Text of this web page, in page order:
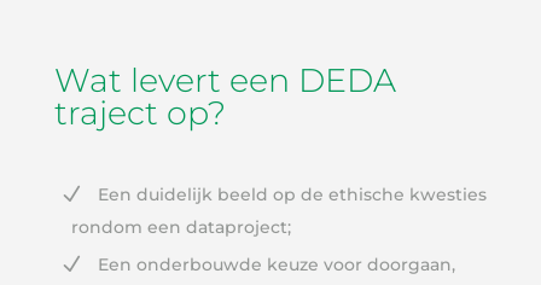
Wat levert een DEDA
traject op?
Een duidelijk beeld op de ethische kwesties
rondom een dataproject;
Een onderbouwde keuze voor doorgaan,